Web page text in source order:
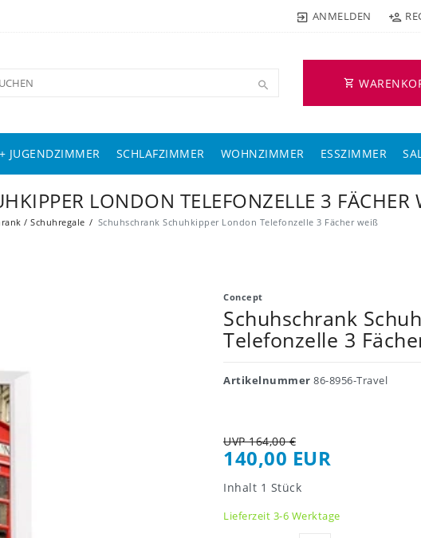
ANMELDEN
JUGENDZIMMER SCHLAFZIMMER WOHNZIMMER ESSZIMMER
LONDON TELEFONZELLE 3 FÄCHER
/ Schuhregale Schuhschrank Schuhkipper London Telefonzelle 3 Fächer weiß
Concept
Schuhschrank
Telefonzelle 3
Artikelnummer 86-8956-Travel
UVP 164,00 €
140,00 EUR
Inhalt 1 Stück
Lieferzeit 3-6 Werktage